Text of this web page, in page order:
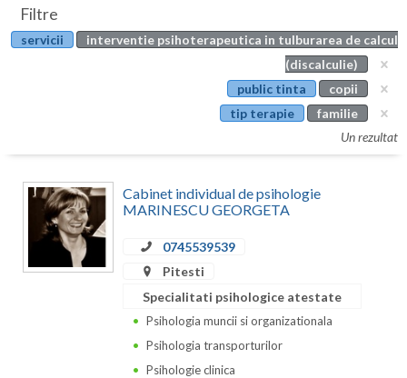
Botosani
Calarasi
Caras-Severin
Articole
Evenimente
Filtre
servicii
interventie psihoterapeutica in tulburarea de calcul
(discalculie)
public tinta
copii
tip terapie
familie
Un rezultat
Cabinet individual de psihologie
MARINESCU GEORGETA
0745539539
Pitesti
Specialitati psihologice atestate
Psihologia muncii si organizationala
Psihologia transporturilor
Psihologie clinica